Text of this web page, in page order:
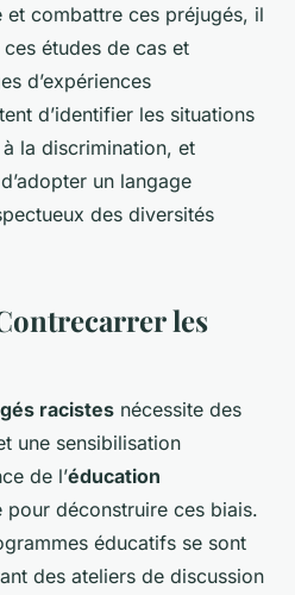
et combattre ces préjugés, il
ces études de cas et
d’expériences
d’identifier les situations
la discrimination, et
un langage
des diversités
les
racistes nécessite des
une sensibilisation
de l’éducation
pour déconstruire ces biais.
éducatifs se sont
des ateliers de discussion